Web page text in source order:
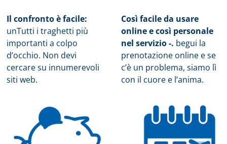
Il confronto è facile:
unTutti i traghetti più
importanti a colpo
d’occhio. Non devi
cercare su innumerevoli
siti web.
Così facile da usare
online e così personale
nel servizio -. begui la
prenotazione online e se
c’è un problema, siamo lì
con il cuore e l’anima.